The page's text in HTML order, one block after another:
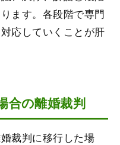
ます。各段階で専門
応していくことが肝
合の離婚裁判
裁判に移行した場